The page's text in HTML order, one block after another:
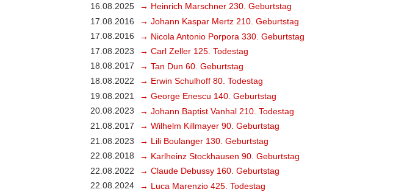
16.08.2025
→ Heinrich Marschner 230. Geburtstag
17.08.2016
→ Johann Kaspar Mertz 210. Geburtstag
17.08.2016
→ Nicola Antonio Porpora 330. Geburtstag
17.08.2023
→ Carl Zeller 125. Todestag
18.08.2017
→ Tan Dun 60. Geburtstag
18.08.2022
→ Erwin Schulhoff 80. Todestag
19.08.2021
→ George Enescu 140. Geburtstag
20.08.2023
→ Johann Baptist Vanhal 210. Todestag
21.08.2017
→ Wilhelm Killmayer 90. Geburtstag
21.08.2023
→ Lili Boulanger 130. Geburtstag
22.08.2018
→ Karlheinz Stockhausen 90. Geburtstag
22.08.2022
→ Claude Debussy 160. Geburtstag
22.08.2024
→ Luca Marenzio 425. Todestag